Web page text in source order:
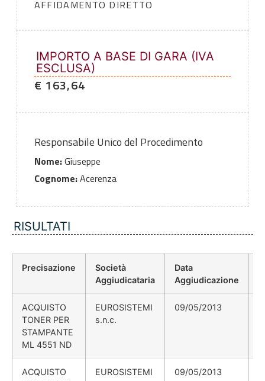
AFFIDAMENTO DIRETTO
IMPORTO A BASE DI GARA (IVA
ESCLUSA)
€ 163,64
Responsabile Unico del Procedimento
Nome:Giuseppe
Cognome:Acerenza
RISULTATI
Precisazione
Società
Aggiudicataria
Data
Aggiudicazione
ACQUISTO
TONER PER
STAMPANTE
ML 4551 ND
EUROSISTEMI
s.n.c.
09/05/2013
ACQUISTO
EUROSISTEMI
09/05/2013